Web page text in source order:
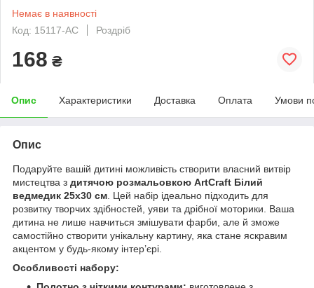
Немає в наявності
Код: 15117-AC
Роздріб
168 ₴
Опис Характеристики Доставка Оплата Умови
Опис
Подаруйте вашій дитині можливість створити власний витвір
мистецтва з дитячою розмальовкою ArtCraft Білий
ведмедик 25х30 см . Цей набір ідеально підходить для
розвитку творчих здібностей, уяви та дрібної моторики. Ваша
дитина не лише навчиться змішувати фарби, але й зможе
самостійно створити унікальну картину, яка стане яскравим
акцентом у будь-якому інтер’єрі.
Особливості набору: